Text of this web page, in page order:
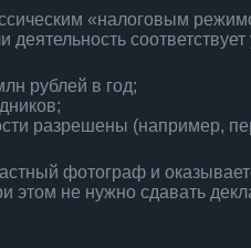
«налоговым
рублей в год;
разрешены (например,
фотограф и
не нужно сдавать